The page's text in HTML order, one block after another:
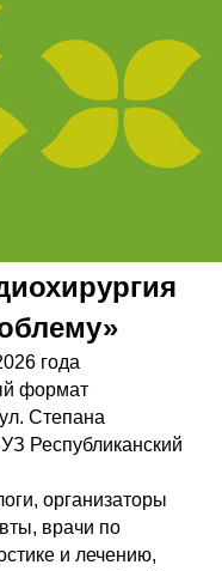
года
формат
Степана
Республиканский
организаторы
врачи по
и лечению,